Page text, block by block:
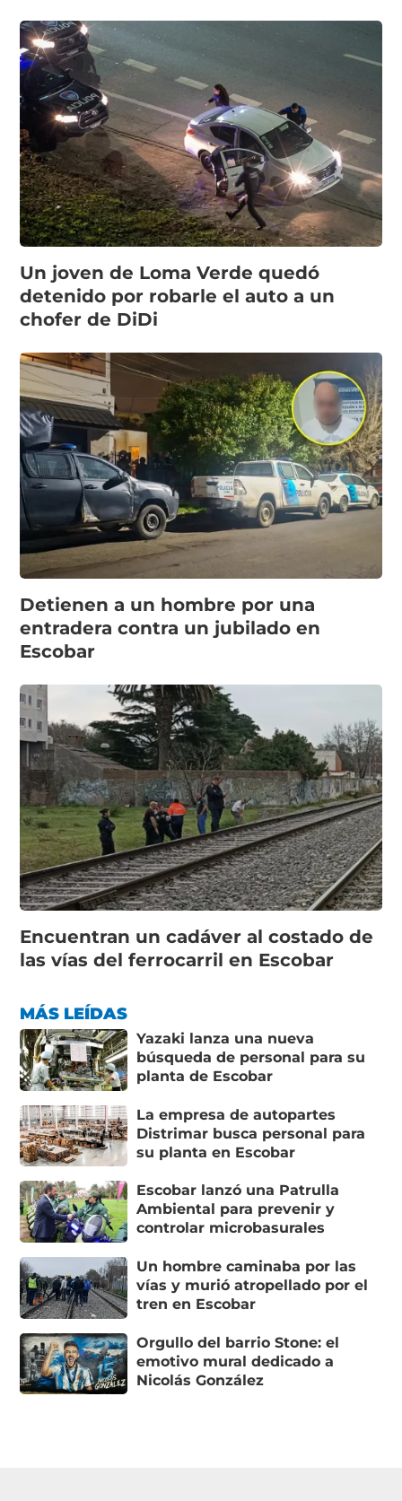
Un joven de Loma Verde quedó
detenido por robarle el auto a un
chofer de DiDi
Detienen a un hombre por una
entradera contra un jubilado en
Escobar
Encuentran un cadáver al costado de
las vías del ferrocarril en Escobar
MÁS LEÍDAS
Yazaki lanza una nueva
búsqueda de personal para su
planta de Escobar
La empresa de autopartes
Distrimar busca personal para
su planta en Escobar
Escobar lanzó una Patrulla
Ambiental para prevenir y
controlar microbasurales
Un hombre caminaba por las
vías y murió atropellado por el
tren en Escobar
Orgullo del barrio Stone: el
emotivo mural dedicado a
Nicolás González